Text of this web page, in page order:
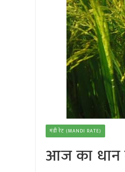
मंडी रेट (MANDI RATE)
आज का धान